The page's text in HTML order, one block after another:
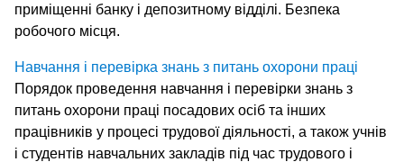
приміщенні банку і депозитному відділі. Безпека
робочого місця.
Навчання і перевірка знань з питань охорони праці
Порядок проведення навчання і перевірки знань з
питань охорони праці посадових осіб та інших
працівників у процесі трудової діяльності, а також учнів
і студентів навчальних закладів під час трудового і